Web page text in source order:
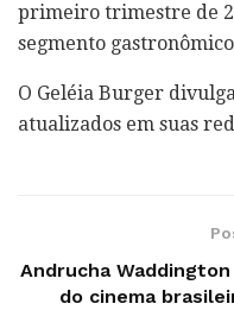
primeiro trimestre de
segmento
O Geléia Burger
atualizados em suas
Andrucha
do cinema